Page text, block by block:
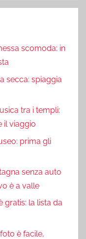
scomoda: in
secca: spiaggia
tra i templi:
il viaggio
prima gli
senza auto
è a valle
gratis: la lista da
è facile,